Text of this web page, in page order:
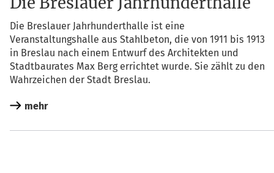
Die Bres­lau­er Jahr­hun­dert­hal­le ist eine
Ver­an­stal­tungs­hal­le aus Stahl­be­ton, die von 1911 bis 1913
in Bres­lau nach einem Ent­wurf des Archi­tek­ten und
Stadt­bau­ra­tes Max Berg errich­tet wur­de. Sie zählt zu den
Wahr­zei­chen der Stadt Breslau.
mehr